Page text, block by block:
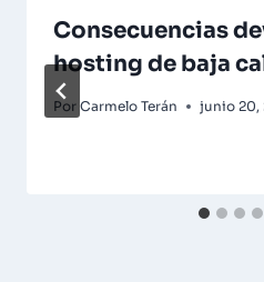
Consecuencias
hosting de baja
Por Carmelo Terán junio 20,